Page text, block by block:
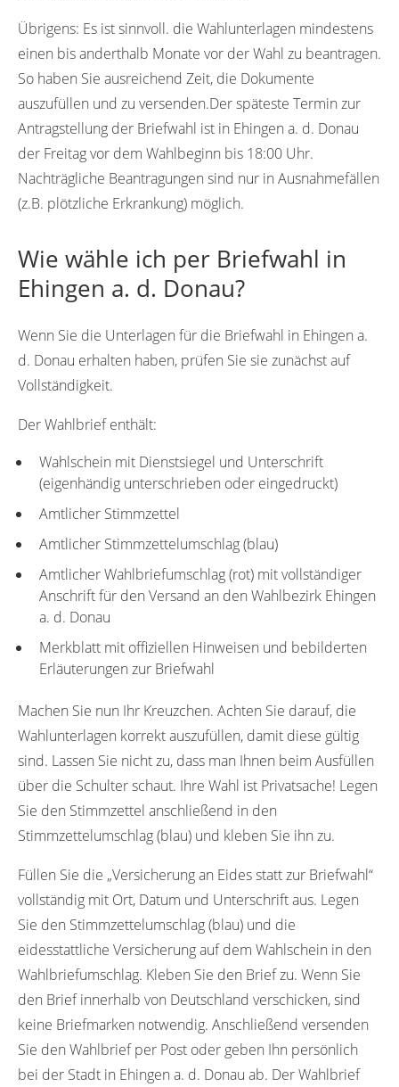
Übrigens: Es ist sinnvoll. die Wahlunterlagen mindestens
einen bis anderthalb Monate vor der Wahl zu beantragen.
So haben Sie ausreichend Zeit, die Dokumente
auszufüllen und zu versenden.Der späteste Termin zur
Antragstellung der Briefwahl ist in Ehingen a. d. Donau
der Freitag vor dem Wahlbeginn bis 18:00 Uhr.
Nachträgliche Beantragungen sind nur in Ausnahmefällen
(z.B. plötzliche Erkrankung) möglich.
Wie wähle ich per Briefwahl in
Ehingen a. d. Donau?
Wenn Sie die Unterlagen für die Briefwahl in Ehingen a.
d. Donau erhalten haben, prüfen Sie sie zunächst auf
Vollständigkeit.
Der Wahlbrief enthält:
Wahlschein mit Dienstsiegel und Unterschrift
(eigenhändig unterschrieben oder eingedruckt)
Amtlicher Stimmzettel
Amtlicher Stimmzettelumschlag (blau)
Amtlicher Wahlbriefumschlag (rot) mit vollständiger
Anschrift für den Versand an den Wahlbezirk Ehingen
a. d. Donau
Merkblatt mit offiziellen Hinweisen und bebilderten
Erläuterungen zur Briefwahl
Machen Sie nun Ihr Kreuzchen. Achten Sie darauf, die
Wahlunterlagen korrekt auszufüllen, damit diese gültig
sind. Lassen Sie nicht zu, dass man Ihnen beim Ausfüllen
über die Schulter schaut. Ihre Wahl ist Privatsache! Legen
Sie den Stimmzettel anschließend in den
Stimmzettelumschlag (blau) und kleben Sie ihn zu.
Füllen Sie die „Versicherung an Eides statt zur Briefwahl“
vollständig mit Ort, Datum und Unterschrift aus. Legen
Sie den Stimmzettelumschlag (blau) und die
eidesstattliche Versicherung auf dem Wahlschein in den
Wahlbriefumschlag. Kleben Sie den Brief zu. Wenn Sie
den Brief innerhalb von Deutschland verschicken, sind
keine Briefmarken notwendig. Anschließend versenden
Sie den Wahlbrief per Post oder geben Ihn persönlich
bei der Stadt in Ehingen a. d. Donau ab. Der Wahlbrief